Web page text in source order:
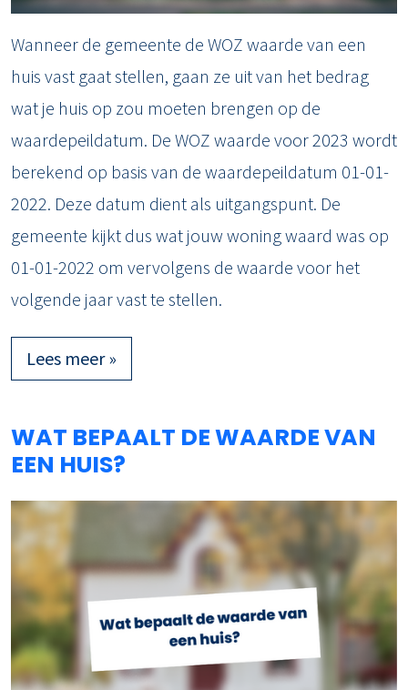
Wanneer de gemeente de WOZ waarde van een
huis vast gaat stellen, gaan ze uit van het bedrag
wat je huis op zou moeten brengen op de
waardepeildatum. De WOZ waarde voor 2023 wordt
berekend op basis van de waardepeildatum 01-01-
2022. Deze datum dient als uitgangspunt. De
gemeente kijkt dus wat jouw woning waard was op
01-01-2022 om vervolgens de waarde voor het
volgende jaar vast te stellen.
Lees meer »
WAT BEPAALT DE WAARDE VAN
EEN HUIS?